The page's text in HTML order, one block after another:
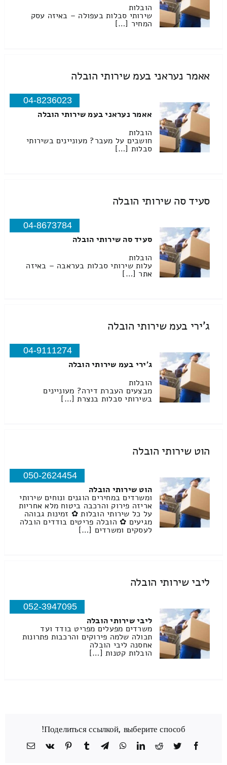
הובלות
שירותי סבלות בעפולה – באיזה עסק
המחיר […]
אאמר נעראני בעמ שירותי הובלה
04-8236023
אאמר נעראני בעמ שירותי הובלה
הובלות
חושבים על מעבר? מעוניינים בשירותי
סבלות […]
סעיד סה שירותי הובלה
04-8673784
סעיד סה שירותי הובלה
הובלות
עלות שירותי סבלות בעראבה – באיזה
אתר […]
ג'ירי בעמ שירותי הובלה
04-9111274
ג'ירי בעמ שירותי הובלה
הובלות
מבצעים העברת דירה? מעוניינים
בשירותי סבלות בנצרת […]
הוט שירותי הובלה
050-2624454
הוט שירותי הובלה
ומשרדים במחירים הוגנים ונוחים שירותי
אריזה פירוק והרכבה ביטוח מלא אחריות
על כל שירותי הובלות ✿ זמינות גבוהה
מגיעים ✿ הובלה פריטים בודדים הובלה
לעסקים ומשרדים […]
ליבי שירותי הובלה
052-3947095
ליבי שירותי הובלה
משרדים מפעלים מפריט בודד ועד
תכולה שלמה פירוקים והרכבות פתרונות
אחסנה ליבי הובלה
הובלות קטנות […]
Поделиться ссылкой, выберите способ!
Facebook
Twitter
Reddit
LinkedIn
WhatsApp
Telegram
Tumblr
Pinterest
Vk
כתובת